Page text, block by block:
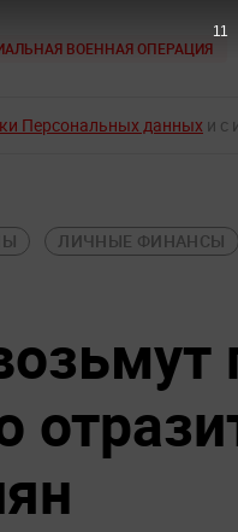
ВОЕННАЯ ОПЕРАЦИЯ
Персональных данных и с
ЛИЧНЫЕ ФИНАНСЫ
9